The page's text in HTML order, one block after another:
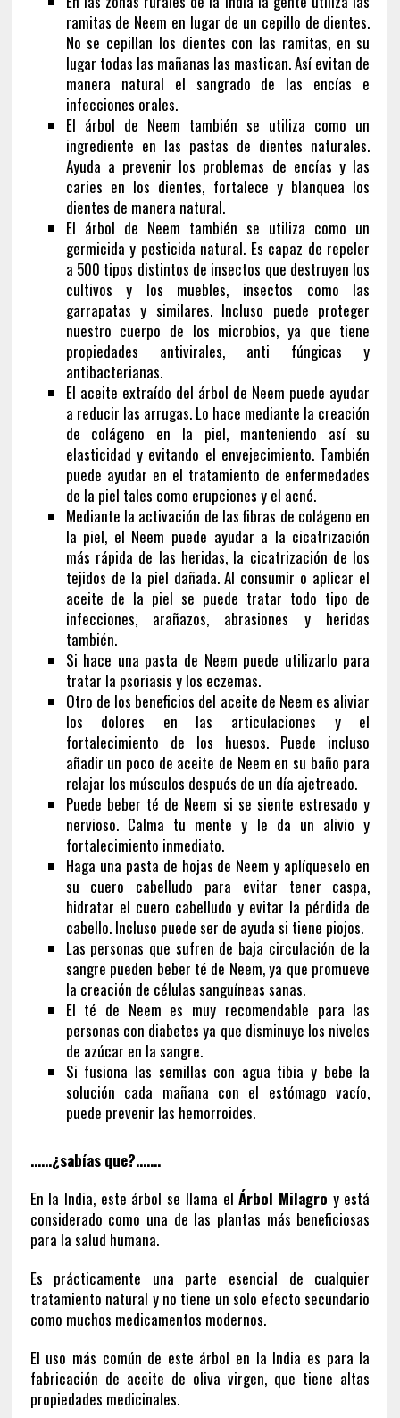
ramitas de Neem en lugar de un cepillo de dientes.
No se cepillan los dientes con las ramitas, en su
lugar todas las mañanas las mastican. Así evitan de
manera natural el sangrado de las encías e
infecciones orales.
El árbol de Neem también se utiliza como un
ingrediente en las pastas de dientes naturales.
Ayuda a prevenir los problemas de encías y las
caries en los dientes, fortalece y blanquea los
dientes de manera natural.
El árbol de Neem también se utiliza como un
germicida y pesticida natural. Es capaz de repeler
a 500 tipos distintos de insectos que destruyen los
cultivos y los muebles, insectos como las
garrapatas y similares. Incluso puede proteger
nuestro cuerpo de los microbios, ya que tiene
propiedades antivirales, anti fúngicas y
antibacterianas.
El aceite extraído del árbol de Neem puede ayudar
a reducir las arrugas. Lo hace mediante la creación
de colágeno en la piel, manteniendo así su
elasticidad y evitando el envejecimiento. También
puede ayudar en el tratamiento de enfermedades
de la piel tales como erupciones y el acné.
Mediante la activación de las fibras de colágeno en
la piel, el Neem puede ayudar a la cicatrización
más rápida de las heridas, la cicatrización de los
tejidos de la piel dañada. Al consumir o aplicar el
aceite de la piel se puede tratar todo tipo de
infecciones, arañazos, abrasiones y heridas
también.
Si hace una pasta de Neem puede utilizarlo para
tratar la psoriasis y los eczemas.
Otro de los beneficios del aceite de Neem es aliviar
los dolores en las articulaciones y el
fortalecimiento de los huesos. Puede incluso
añadir un poco de aceite de Neem en su baño para
relajar los músculos después de un día ajetreado.
Puede beber té de Neem si se siente estresado y
nervioso. Calma tu mente y le da un alivio y
fortalecimiento inmediato.
Haga una pasta de hojas de Neem y aplíqueselo en
su cuero cabelludo para evitar tener caspa,
hidratar el cuero cabelludo y evitar la pérdida de
cabello. Incluso puede ser de ayuda si tiene piojos.
Las personas que sufren de baja circulación de la
sangre pueden beber té de Neem, ya que promueve
la creación de células sanguíneas sanas.
El té de Neem es muy recomendable para las
personas con diabetes ya que disminuye los niveles
de azúcar en la sangre.
Si fusiona las semillas con agua tibia y bebe la
solución cada mañana con el estómago vacío,
puede prevenir las hemorroides.
……¿sabías que?…….
En la India, este árbol se llama elÁrbol Milagro y está
considerado como una de las plantas más beneficiosas
para la salud humana.
Es prácticamente una parte esencial de cualquier
tratamiento natural y no tiene un solo efecto secundario
como muchos medicamentos modernos.
El uso más común de este árbol en la India es para la
fabricación de aceite de oliva virgen, que tiene altas
propiedades medicinales.